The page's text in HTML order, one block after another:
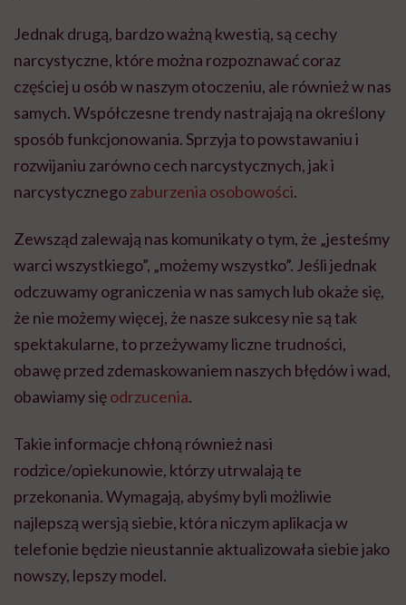
Jednak drugą, bardzo ważną kwestią, są cechy
narcystyczne, które można rozpoznawać coraz
częściej u osób w naszym otoczeniu, ale również w nas
samych. Współczesne trendy nastrajają na określony
sposób funkcjonowania. Sprzyja to powstawaniu i
rozwijaniu zarówno cech narcystycznych, jak i
narcystycznegozaburzenia osobowości.
Zewsząd zalewają nas komunikaty o tym, że „jesteśmy
warci wszystkiego”, „możemy wszystko”. Jeśli jednak
odczuwamy ograniczenia w nas samych lub okaże się,
że nie możemy więcej, że nasze sukcesy nie są tak
spektakularne, to przeżywamy liczne trudności,
obawę przed zdemaskowaniem naszych błędów i wad,
obawiamy sięodrzucenia.
Takie informacje chłoną również nasi
rodzice/opiekunowie, którzy utrwalają te
przekonania. Wymagają, abyśmy byli możliwie
najlepszą wersją siebie, która niczym aplikacja w
telefonie będzie nieustannie aktualizowała siebie jako
nowszy, lepszy model.